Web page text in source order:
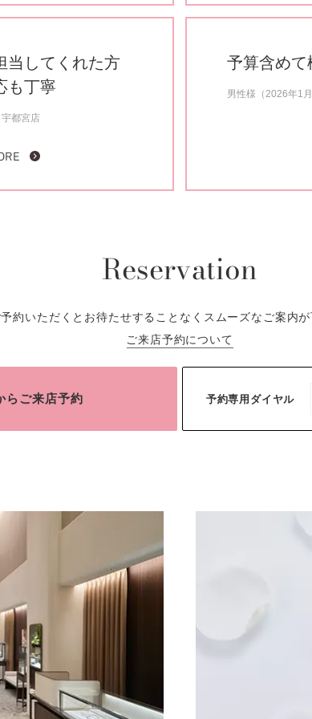
当してくれた方
も丁寧
宇都宮店
予算含めて
男性様（2026年1月
Reservation
約いただくとお待たせすることなくスムーズなご案内が
ご来店予約について
らご来店予約 予約専用ダイヤル